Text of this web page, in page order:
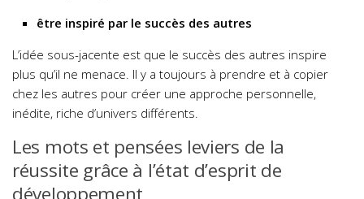
être inspiré par le succès des autres
L’idée sous-jacente est que le succès des autres inspire
plus qu’il ne menace. Il y a toujours à prendre et à copier
chez les autres pour créer une approche personnelle,
inédite, riche d’univers différents.
Les mots et pensées leviers de la
réussite grâce à l’état d’esprit de
développement